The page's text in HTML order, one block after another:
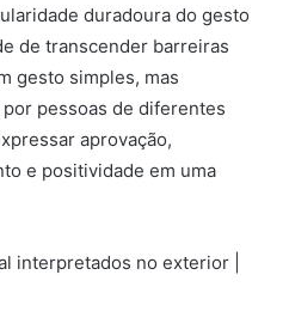
duradoura do gesto
de transcender barreiras
gesto simples, mas
pessoas de diferentes
aprovação,
e positividade em uma